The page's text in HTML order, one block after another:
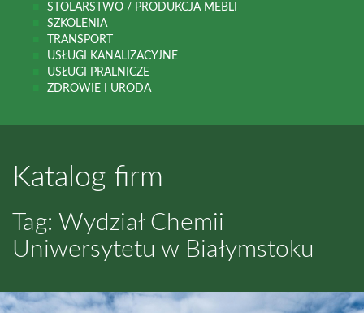
STOLARSTWO / PRODUKCJA MEBLI
SZKOLENIA
TRANSPORT
USŁUGI KANALIZACYJNE
USŁUGI PRALNICZE
ZDROWIE I URODA
Katalog firm
Tag: Wydział Chemii
Uniwersytetu w Białymstoku